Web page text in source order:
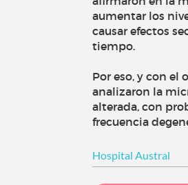
aumentar los
causar efectos
tiempo.
Por eso, y con el
analizaron la
alterada, con
frecuencia
Hospital Austral